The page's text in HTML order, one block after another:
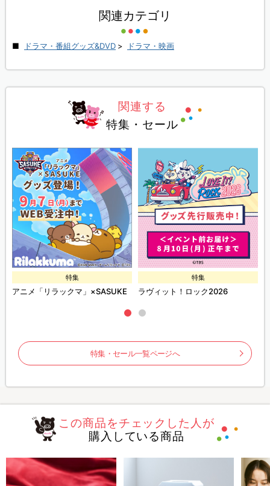
関連カテゴリ
ドラマ・番組グッズ&DVD > ドラマ・映画
関連する
特集・セール
特集
アニメ「リラックマ」×SASUKE
特集
ラヴィット！ロック2026
特集・セール一覧ページへ
この商品をチェックした人が
購入している商品